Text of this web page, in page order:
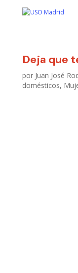
Deja que
por Juan José
domésticos,